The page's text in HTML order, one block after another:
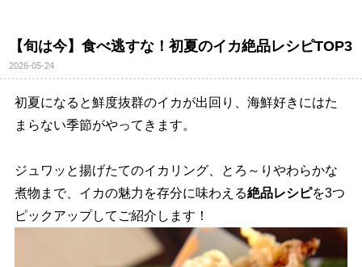
【旬は今】食べ逃すな！初夏のイカ絶品レシピTOP3
2026-05-24
初夏になると鮮度抜群のイカが出回り、海鮮好きにはた
まらない季節がやってきます。
ジュワッと揚げたてのイカリング、とろ～りやわらかな
煮物まで、イカの魅力を存分に味わえる絶品レシピを3つ
ピックアップしてご紹介します！